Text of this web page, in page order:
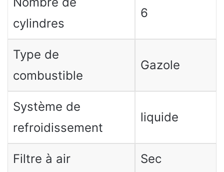
cylindres
6
Type de
combustible
Gazole
Système de
refroidissement
liquide
Filtre à air Sec